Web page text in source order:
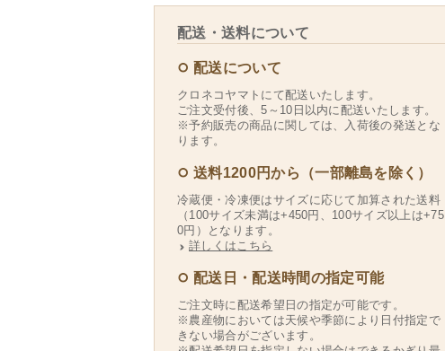
配送・送料について
配送について
クロネコヤマトにて配送いたします。
ご注文受付後、5～10日以内に配送いたします。
※予約販売の商品に関しては、入荷後の発送とな
ります。
送料1200円から（一部離島を除く）
冷蔵便・冷凍便はサイズに応じて加算された送料
（100サイズ未満は+450円、100サイズ以上は+75
0円）となります。
詳しくはこちら
配送日・配送時間の指定可能
ご注文時に配送希望日の指定が可能です。
※農産物においては天候や季節により日付指定で
きない場合がございます。